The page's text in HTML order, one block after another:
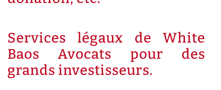
Services légaux de White
Baos Avocats pour des
grands investisseurs.